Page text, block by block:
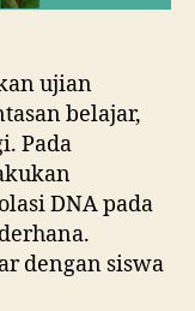
ujian
belajar,
Pada
DNA pada
dengan siswa